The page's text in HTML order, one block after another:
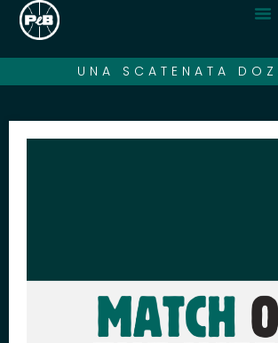
UNA SCATENATA